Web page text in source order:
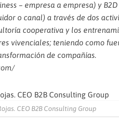
– empresa a empresa) y
o canal) a través de dos
cooperativa y los
vivenciales; teniendo como
de compañías.
CEO B2B Consulting Group